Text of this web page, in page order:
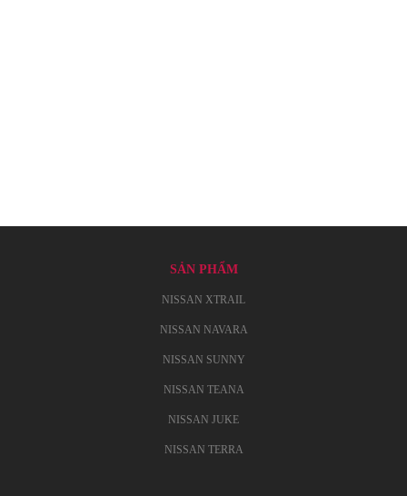
SẢN PHẨM
NISSAN XTRAIL
NISSAN NAVARA
NISSAN SUNNY
NISSAN TEANA
NISSAN JUKE
NISSAN TERRA